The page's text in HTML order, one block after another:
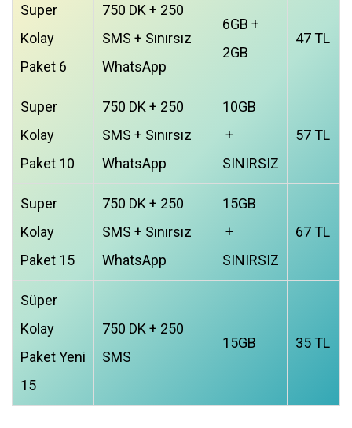
Super
Kolay
Paket 6
750 DK + 250
SMS + Sınırsız
WhatsApp
6GB +
2GB
47 TL
Super
Kolay
Paket 10
750 DK + 250
SMS + Sınırsız
WhatsApp
10GB
+
SINIRSIZ
57 TL
Super
Kolay
Paket 15
750 DK + 250
SMS + Sınırsız
WhatsApp
15GB
+
SINIRSIZ
67 TL
Süper
Kolay
Paket Yeni
15
750 DK + 250
SMS
15GB 35 TL